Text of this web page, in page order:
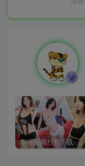
车模视频打包下载-高清无水印版